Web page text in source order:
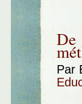
De
Par